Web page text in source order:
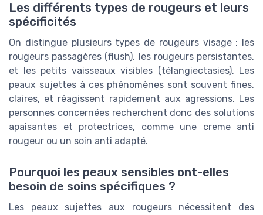
Les différents types de rougeurs et leurs
spécificités
On distingue plusieurs types de rougeurs visage : les
rougeurs passagères (flush), les rougeurs persistantes,
et les petits vaisseaux visibles (télangiectasies). Les
peaux sujettes à ces phénomènes sont souvent fines,
claires, et réagissent rapidement aux agressions. Les
personnes concernées recherchent donc des solutions
apaisantes et protectrices, comme une creme anti
rougeur ou un soin anti adapté.
Pourquoi les peaux sensibles ont-elles
besoin de soins spécifiques ?
Les peaux sujettes aux rougeurs nécessitent des